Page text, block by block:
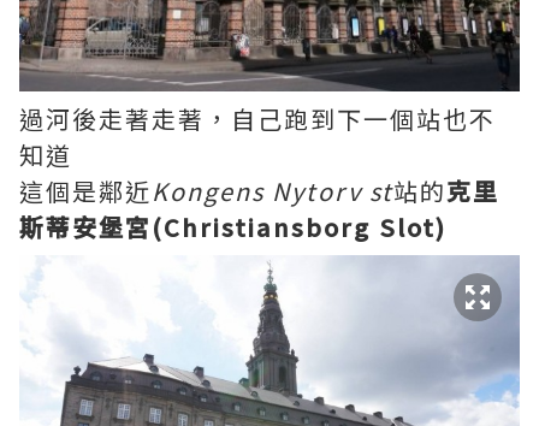
過河後走著走著，自己跑到下一個站也不
知道
這個是鄰近Kongens Nytorv st站的克里
斯蒂安堡宮(Christiansborg Slot)